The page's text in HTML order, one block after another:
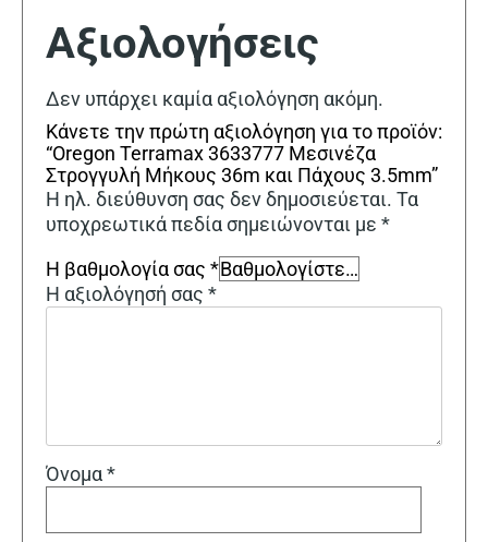
Αξιολογήσεις
Δεν υπάρχει καμία αξιολόγηση ακόμη.
Κάνετε την πρώτη αξιολόγηση για το προϊόν:
“Oregon Terramax 3633777 Μεσινέζα
Στρογγυλή Μήκους 36m και Πάχους 3.5mm”
Η ηλ. διεύθυνση σας δεν δημοσιεύεται. Τα
υποχρεωτικά πεδία σημειώνονται με *
Η βαθμολογία σας *
Η αξιολόγησή σας *
Όνομα*